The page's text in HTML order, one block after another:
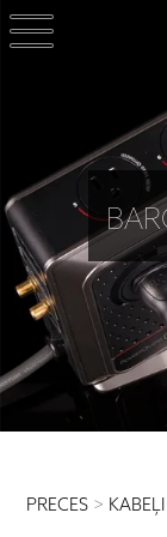
PRECES > KABEĻI